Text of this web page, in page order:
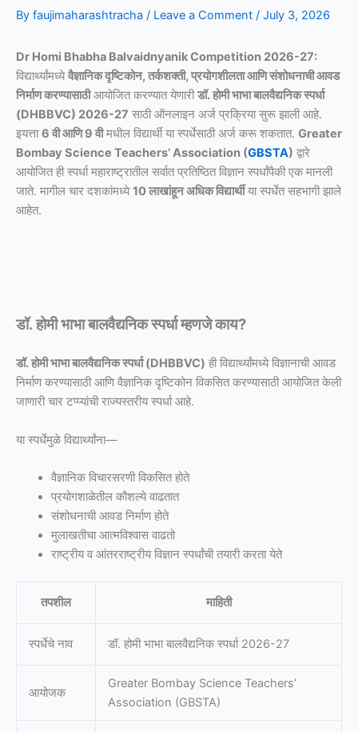
By faujimaharashtracha / Leave a Comment / July 3, 2026
Dr Homi Bhabha Balvaidnyanik Competition 2026-27:
विद्यार्थ्यांमध्येवैज्ञानिक दृष्टिकोन, तर्कशक्ती, प्रयोगशीलता आणि संशोधनाची आवड
निर्माण करण्यासाठीआयोजित करण्यात येणारीडॉ. होमी भाभा बालवैद्यनिक स्पर्धा
(DHBBVC) 2026-27 साठी ऑनलाइन अर्ज प्रक्रिया सुरू झाली आहे.
इयत्ता6 वी आणि 9 वीमधील विद्यार्थी या स्पर्धेसाठी अर्ज करू शकतात. Greater
Bombay Science Teachers’ Association (GBSTA) द्वारे
आयोजित ही स्पर्धा महाराष्ट्रातील सर्वात प्रतिष्ठित विज्ञान स्पर्धांपैकी एक मानली
जाते. मागील चार दशकांमध्ये10 लाखांहून अधिक विद्यार्थीया स्पर्धेत सहभागी झाले
आहेत.
डॉ. होमी भाभा बालवैद्यनिक स्पर्धा म्हणजे काय?
डॉ. होमी भाभा बालवैद्यनिक स्पर्धा (DHBBVC) ही विद्यार्थ्यांमध्ये विज्ञानाची आवड
निर्माण करण्यासाठी आणि वैज्ञानिक दृष्टिकोन विकसित करण्यासाठी आयोजित केली
जाणारी चार टप्प्यांची राज्यस्तरीय स्पर्धा आहे.
या स्पर्धेमुळे विद्यार्थ्यांना—
वैज्ञानिक विचारसरणी विकसित होते
प्रयोगशाळेतील कौशल्ये वाढतात
संशोधनाची आवड निर्माण होते
मुलाखतीचा आत्मविश्वास वाढतो
राष्ट्रीय व आंतरराष्ट्रीय विज्ञान स्पर्धांची तयारी करता येते
तपशील माहिती
स्पर्धेचे नाव डॉ. होमी भाभा बालवैद्यनिक स्पर्धा 2026-27
आयोजक
Greater Bombay Science Teachers’
Association (GBSTA)